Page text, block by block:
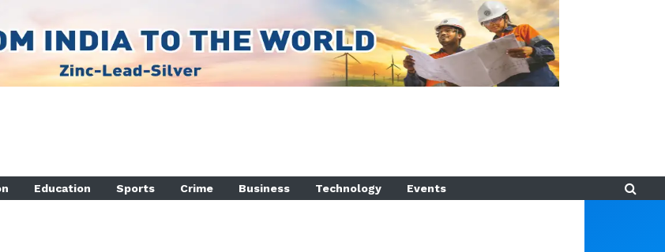
Education Sports Crime Business Technology Events